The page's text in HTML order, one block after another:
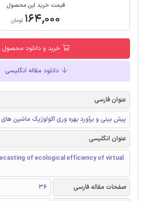
قیمت خرید این محصول
۱۶۴,۰۰۰ تومان
خرید و دانلود محصول
دانلود مقاله انگلیسی
عنوان فارسی
پیش بینی و برآورد بهره وری اکولوژیک ماشین
عنوان انگلیسی
of ecological efficiency of virtual
صفحات مقاله فارسی
36